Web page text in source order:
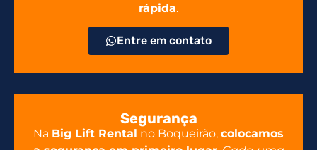
rápida.
Entre em contato
Segurança
Na Big Lift Rental no Boqueirão, colocamos